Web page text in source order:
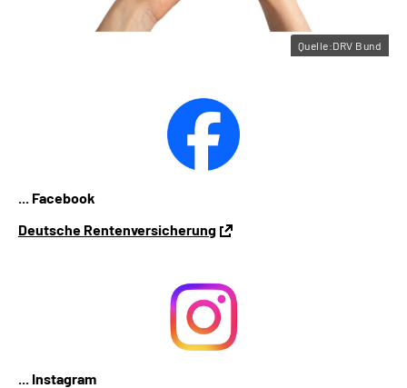
... Facebook
Deutsche Rentenversicherung
... Instagram
Quelle:DRV Bund